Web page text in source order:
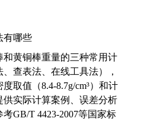
有哪些
和黄铜棒重量的三种常用计
查表法、在线工具法），
取值（8.4-8.7g/cm³）和计
供实际计算案例、误差分析
GB/T 4423-2007等国家标